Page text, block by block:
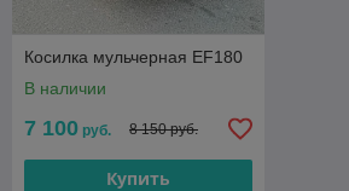
Косилка мульчерная EF180
В наличии
7 100 руб. 8 150 руб.
Купить